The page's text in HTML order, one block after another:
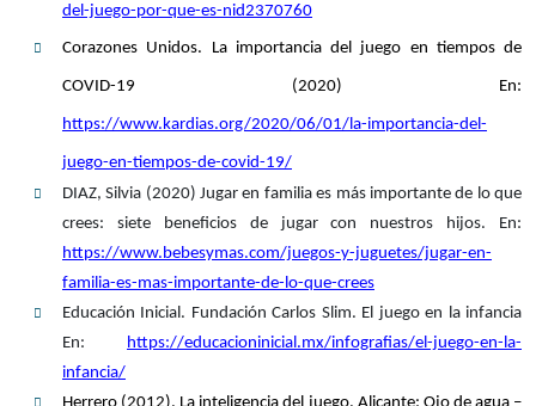
del-juego-por-que-es-nid2370760
Corazones Unidos. La importancia del juego en tiempos de
COVID-19 (2020) En:
https://www.kardias.org/2020/06/01/la-importancia-del-
juego-en-tiempos-de-covid-19/
DIAZ, Silvia (2020) Jugar en familia es más importante de lo que
crees: siete beneficios de jugar con nuestros hijos. En:
https://www.bebesymas.com/juegos-y-juguetes/jugar-en-
familia-es-mas-importante-de-lo-que-crees
Educación Inicial. Fundación Carlos Slim. El juego en la infancia
En:
https://educacioninicial.mx/infografias/el-juego-en-la-
infancia/
Herrero (2012). La inteligencia del juego. Alicante: Ojo de agua –